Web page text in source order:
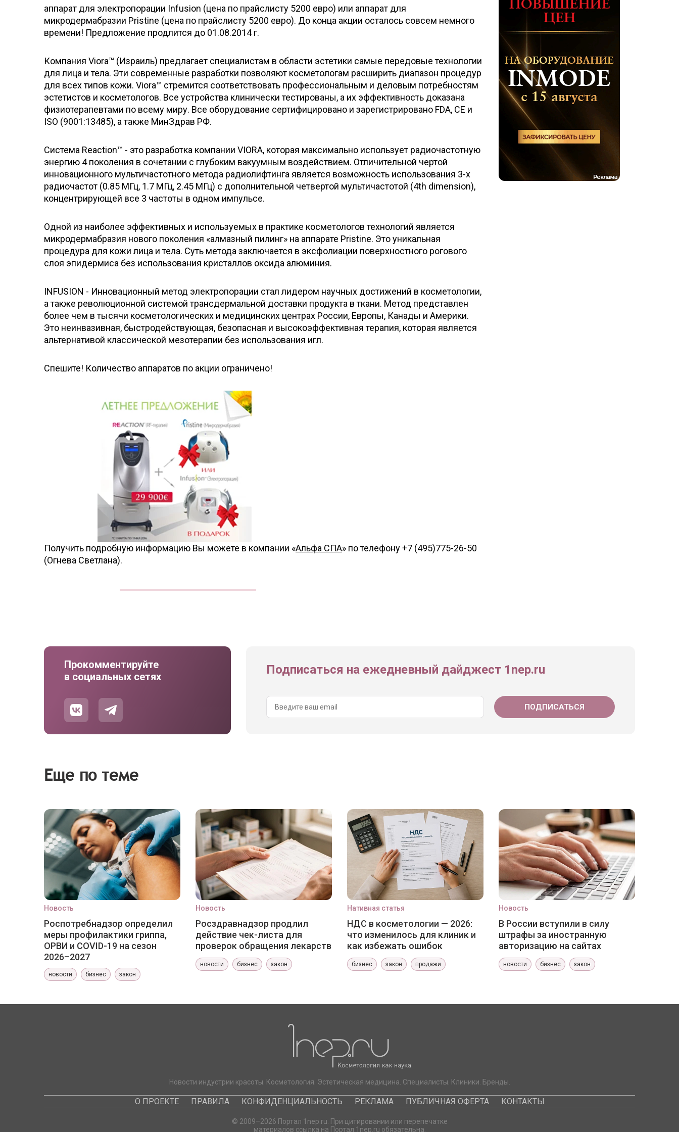
аппарат для электропорации Infusion (цена по прайслисту 5200 евро) или аппарат для
микродермабразии Pristine (цена по прайслисту 5200 евро). До конца акции осталось совсем немного
времени! Предложение продлится до 01.08.2014 г.
Компания Viora™ (Израиль) предлагает специалистам в области эстетики самые передовые технологии
для лица и тела. Эти современные разработки позволяют косметологам расширить диапазон процедур
для всех типов кожи. Viora™ стремится соответствовать профессиональным и деловым потребностям
эстетистов и косметологов. Все устройства клинически тестированы, а их эффективность доказана
физиотерапевтами по всему миру. Все оборудование сертифицировано и зарегистрировано FDA, CE и
ISO (9001:13485), а также МинЗдрав РФ.
Система Reaction™ - это разработка компании VIORA, которая максимально использует радиочастотную
энергию 4 поколения в сочетании с глубоким вакуумным воздействием. Отличительной чертой
инновационного мультичастотного метода радиолифтинга является возможность использования 3-х
радиочастот (0.85 МГц, 1.7 МГц, 2.45 МГц) с дополнительной четвертой мультичастотой (4th dimension),
концентрирующей все 3 частоты в одном импульсе.
Одной из наиболее эффективных и используемых в практике косметологов технологий является
микродермабразия нового поколения «алмазный пилинг» на аппарате Pristine. Это уникальная
процедура для кожи лица и тела. Суть метода заключается в эксфолиации поверхностного рогового
слоя эпидермиса без использования кристаллов оксида алюминия.
INFUSION - Инновационный метод электропорации стал лидером научных достижений в косметологии,
а также революционной системой трансдермальной доставки продукта в ткани. Метод представлен
более чем в тысячи косметологических и медицинских центрах России, Европы, Канады и Америки.
Это неинвазивная, быстродействующая, безопасная и высокоэффективная терапия, которая является
альтернативой классической мезотерапии без использования игл.
Спешите! Количество аппаратов по акции ограничено!
Получить подробную информацию Вы можете в компании «Альфа СПА» по телефону +7 (495)775-26-50
(Огнева Светлана).
Прокомментируйте
в социальных сетях
Подписаться на ежедневный дайджест 1nep.ru
Еще по теме
Новость
Роспотребнадзор определил
меры профилактики гриппа,
ОРВИ и COVID-19 на сезон
2026–2027
новости бизнес закон
Новость
Росздравнадзор продлил
действие чек-листа для
проверок обращения лекарств
новости бизнес закон
Нативная статья
НДС в косметологии — 2026:
что изменилось для клиник и
как избежать ошибок
бизнес закон продажи
Новость
В России вступили в силу
штрафы за иностранную
авторизацию на сайтах
новости бизнес закон
Новости индустрии красоты. Косметология. Эстетическая медицина. Специалисты. Клиники. Бренды.
О ПРОЕКТЕ ПРАВИЛА КОНФИДЕНЦИАЛЬНОСТЬ РЕКЛАМА ПУБЛИЧНАЯ ОФЕРТА КОНТАКТЫ
© 2009–2026 Портал 1nep.ru. При цитировании или перепечатке
материалов ссылка на Портал 1nep.ru обязательна.